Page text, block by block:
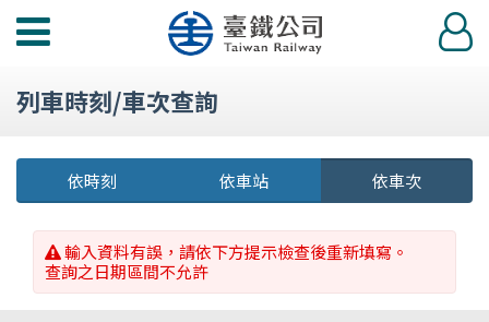
功
選
登
入
列車時刻/車次查詢
依時刻 依車站 依車次
輸入資料有誤，請依下方提示檢查後重新填寫。
查詢之日期區間不允許